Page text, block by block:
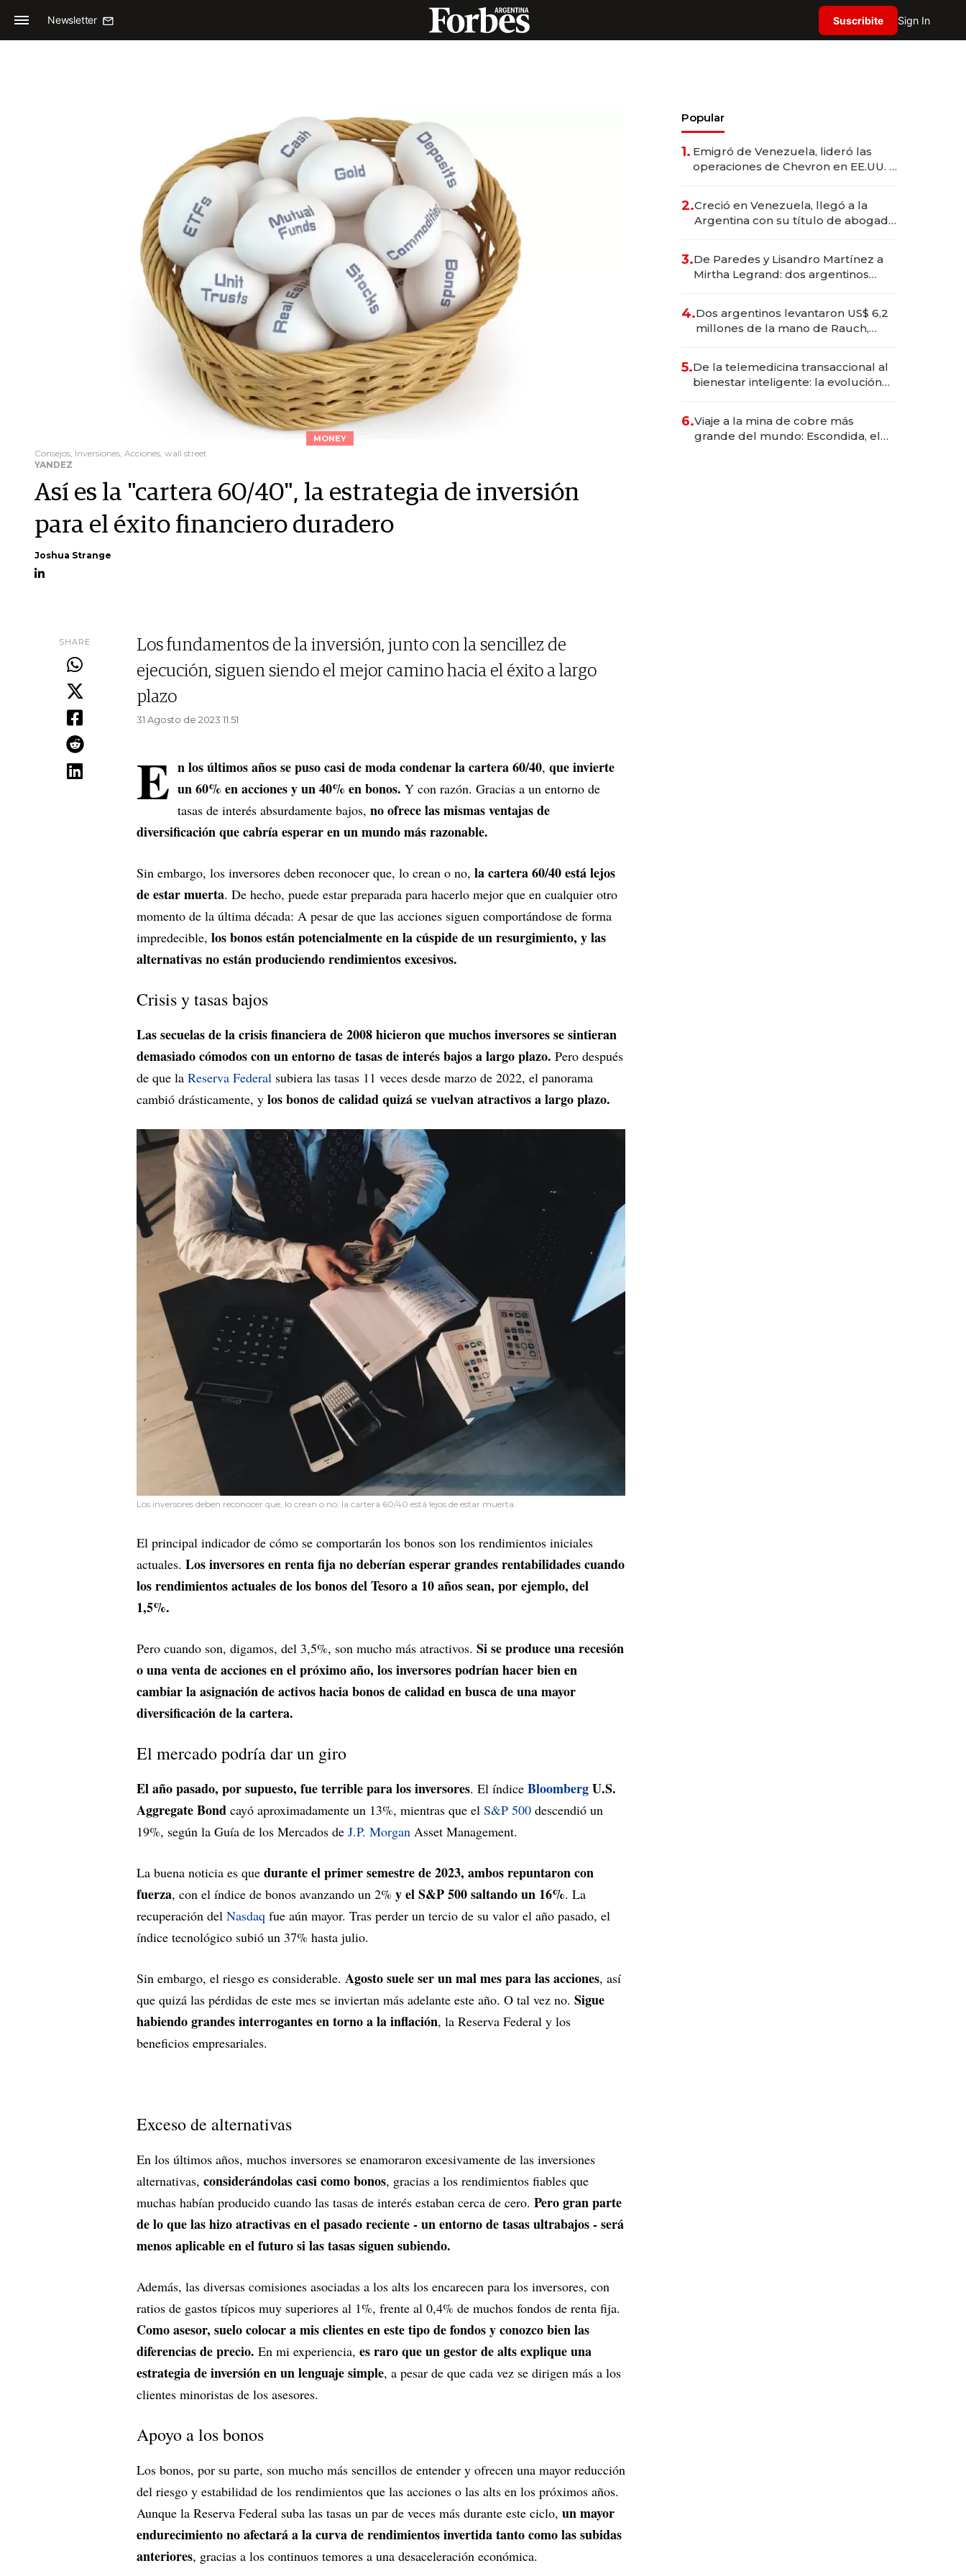
Newsletter Suscribite Sign In
MONEY
Consejos, Inversiones, Acciones, wall street
YANDEZ
Así es la "cartera 60/40", la estrategia de inversión
para el éxito financiero duradero
Joshua Strange
SHARE
Los fundamentos de la inversión, junto con la sencillez de
ejecución, siguen siendo el mejor camino hacia el éxito a largo
plazo
31 Agosto de 2023 11.51
E n los últimos años se puso casi de moda condenar la cartera 60/40, que invierte
un 60% en acciones y un 40% en bonos. Y con razón. Gracias a un entorno de
tasas de interés absurdamente bajos, no ofrece las mismas ventajas de
diversificación que cabría esperar en un mundo más razonable.
Sin embargo, los inversores deben reconocer que, lo crean o no, la cartera 60/40 está lejos
de estar muerta. De hecho, puede estar preparada para hacerlo mejor que en cualquier otro
momento de la última década: A pesar de que las acciones siguen comportándose de forma
impredecible, los bonos están potencialmente en la cúspide de un resurgimiento, y las
alternativas no están produciendo rendimientos excesivos.
Crisis y tasas bajos
Las secuelas de la crisis financiera de 2008 hicieron que muchos inversores se sintieran
demasiado cómodos con un entorno de tasas de interés bajos a largo plazo. Pero después
de que la Reserva Federal subiera las tasas 11 veces desde marzo de 2022, el panorama
cambió drásticamente, y los bonos de calidad quizá se vuelvan atractivos a largo plazo.
Los inversores deben reconocer que, lo crean o no, la cartera 60/40 está lejos de estar muerta.
El principal indicador de cómo se comportarán los bonos son los rendimientos iniciales
actuales. Los inversores en renta fija no deberían esperar grandes rentabilidades cuando
los rendimientos actuales de los bonos del Tesoro a 10 años sean, por ejemplo, del
1,5%.
Pero cuando son, digamos, del 3,5%, son mucho más atractivos. Si se produce una recesión
o una venta de acciones en el próximo año, los inversores podrían hacer bien en
cambiar la asignación de activos hacia bonos de calidad en busca de una mayor
diversificación de la cartera.
El mercado podría dar un giro
El año pasado, por supuesto, fue terrible para los inversores. El índice BloombergU.S.
Aggregate Bond cayó aproximadamente un 13%, mientras que el S&P 500 descendió un
19%, según la Guía de los Mercados de J.P. Morgan Asset Management.
La buena noticia es que durante el primer semestre de 2023, ambos repuntaron con
fuerza, con el índice de bonos avanzando un 2% y el S&P 500 saltando un 16%. La
recuperación del Nasdaq fue aún mayor. Tras perder un tercio de su valor el año pasado, el
índice tecnológico subió un 37% hasta julio.
Sin embargo, el riesgo es considerable. Agosto suele ser un mal mes para las acciones, así
que quizá las pérdidas de este mes se inviertan más adelante este año. O tal vez no. Sigue
habiendo grandes interrogantes en torno a la inflación, la Reserva Federal y los
beneficios empresariales.
Exceso de alternativas
En los últimos años, muchos inversores se enamoraron excesivamente de las inversiones
alternativas, considerándolas casi como bonos, gracias a los rendimientos fiables que
muchas habían producido cuando las tasas de interés estaban cerca de cero. Pero gran parte
de lo que las hizo atractivas en el pasado reciente - un entorno de tasas ultrabajos - será
menos aplicable en el futuro si las tasas siguen subiendo.
Además, las diversas comisiones asociadas a los alts los encarecen para los inversores, con
ratios de gastos típicos muy superiores al 1%, frente al 0,4% de muchos fondos de renta fija.
Como asesor, suelo colocar a mis clientes en este tipo de fondos y conozco bien las
diferencias de precio. En mi experiencia, es raro que un gestor de alts explique una
estrategia de inversión en un lenguaje simple, a pesar de que cada vez se dirigen más a los
clientes minoristas de los asesores.
Apoyo a los bonos
Los bonos, por su parte, son mucho más sencillos de entender y ofrecen una mayor reducción
del riesgo y estabilidad de los rendimientos que las acciones o las alts en los próximos años.
Aunque la Reserva Federal suba las tasas un par de veces más durante este ciclo, un mayor
endurecimiento no afectará a la curva de rendimientos invertida tanto como las subidas
anteriores, gracias a los continuos temores a una desaceleración económica.
Popular
1. Emigró de Venezuela, lideró las
operaciones de Chevron en EE.UU. y
2.Creció en Venezuela, llegó a la
Argentina con su título de abogado
marcas "fast premium"
3.De Paredes y Lisandro Martínez a
Mirtha Legrand: dos argentinos
deportivo y el cuidado corporal
4.Dos argentinos levantaron US$ 6,2
millones de la mano de Rauch,
5.De la telemedicina transaccional al
bienestar inteligente: la evolución
6.Viaje a la mina de cobre más
grande del mundo: Escondida, el